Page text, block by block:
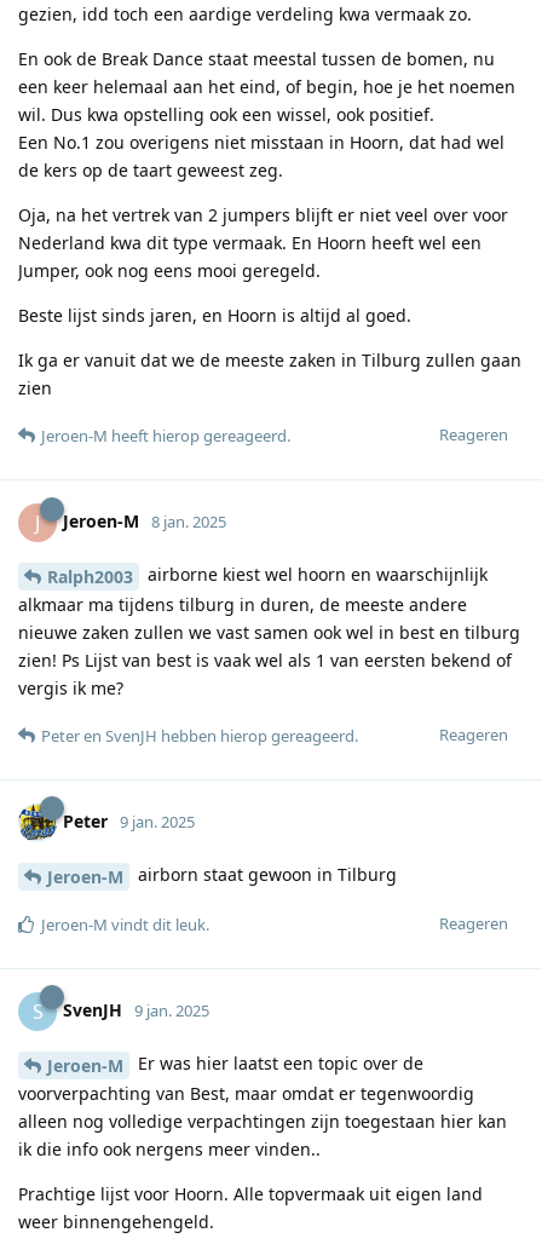
gezien, idd toch een aardige verdeling kwa vermaak zo.
En ook de Break Dance staat meestal tussen de bomen, nu
een keer helemaal aan het eind, of begin, hoe je het noemen
wil. Dus kwa opstelling ook een wissel, ook positief.
Een No.1 zou overigens niet misstaan in Hoorn, dat had wel
de kers op de taart geweest zeg.
Oja, na het vertrek van 2 jumpers blijft er niet veel over voor
Nederland kwa dit type vermaak. En Hoorn heeft wel een
Jumper, ook nog eens mooi geregeld.
Beste lijst sinds jaren, en Hoorn is altijd al goed.
Ik ga er vanuit dat we de meeste zaken in Tilburg zullen gaan
zien
Reageren
Jeroen-M heeft hierop gereageerd.
J Jeroen-M 8 jan. 2025
Ralph2003
airborne kiest wel hoorn en waarschijnlijk
alkmaar ma tijdens tilburg in duren, de meeste andere
nieuwe zaken zullen we vast samen ook wel in best en tilburg
zien! Ps Lijst van best is vaak wel als 1 van eersten bekend of
vergis ik me?
Reageren
Peteren SvenJH hebben hierop gereageerd.
Peter 9 jan. 2025
Jeroen-M airborn staat gewoon in Tilburg
Reageren
Jeroen-M vindt dit leuk.
S SvenJH 9 jan. 2025
Jeroen-M
Er was hier laatst een topic over de
voorverpachting van Best, maar omdat er tegenwoordig
alleen nog volledige verpachtingen zijn toegestaan hier kan
ik die info ook nergens meer vinden..
Prachtige lijst voor Hoorn. Alle topvermaak uit eigen land
weer binnengehengeld.